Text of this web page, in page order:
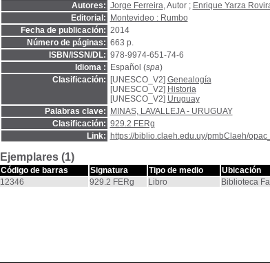
Autores: Jorge Ferreira, Autor ; Enrique Yarza
Editorial:
Montevideo : Rumbo
Fecha de publicación: 2014
Número de páginas: 663 p.
ISBN/ISSN/DL: 978-9974-651-74-6
Idioma :
Español (spa)
Clasificación:
[UNESCO_V2] Genealogía
[UNESCO_V2] Historia
[UNESCO_V2] Uruguay
Palabras clave:
MINAS, LAVALLEJA - URUGUAY
Clasificación: 929.2 FERg
Link:
https://biblio.claeh.edu.uy/pmbClaeh/
Ejemplares (1)
Código de barras Signatura Tipo de medio Ubicación
12346
929.2 FERg Libro Biblioteca